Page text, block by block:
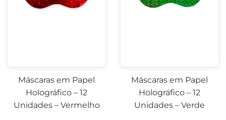
Máscaras em Papel
Holográfico – 12
Unidades – Vermelho
Máscaras em Papel
Holográfico – 12
Unidades – Verde